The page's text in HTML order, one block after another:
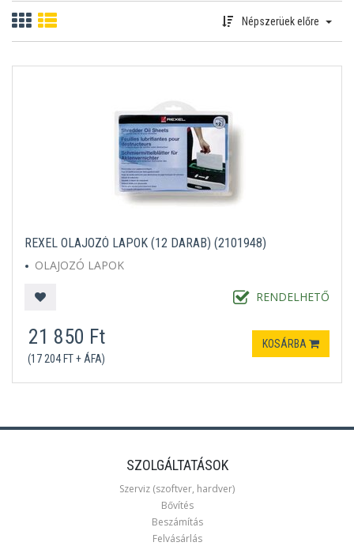
Népszerüek előre
REXEL OLAJOZÓ LAPOK (12 DARAB) (2101948)
OLAJOZÓ LAPOK
RENDELHETŐ
21 850 Ft
(17 204 FT + ÁFA)
KOSÁRBA
SZOLGÁLTATÁSOK
Szerviz (szoftver, hardver)
Bővítés
Beszámítás
Felvásárlás